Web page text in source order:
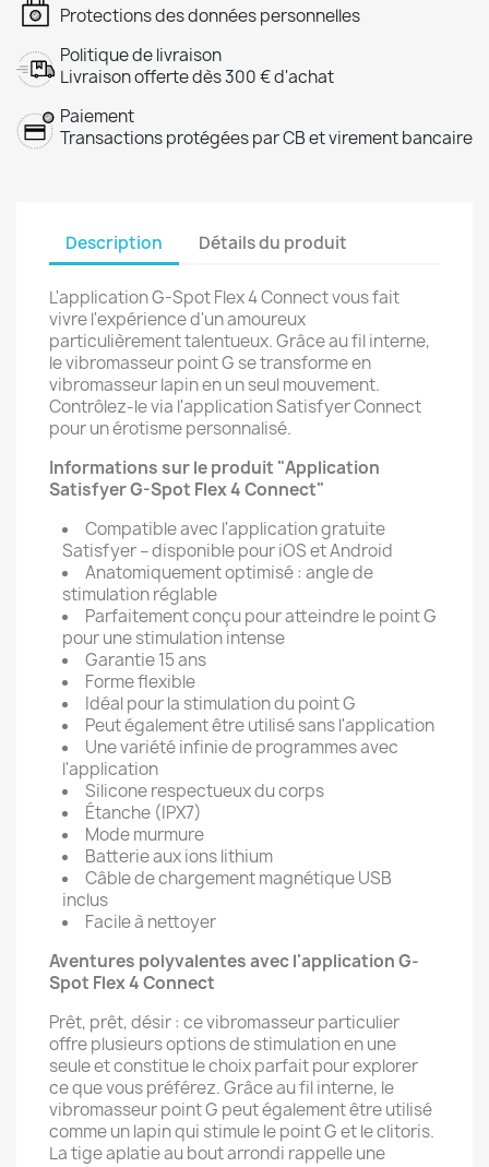
Protections des données personnelles
Politique de livraison
Livraison offerte dès 300 € d'achat
Paiement
Transactions protégées par CB et virement bancaire
Description Détails du produit
L'application G-Spot Flex 4 Connect vous fait
vivre l'expérience d'un amoureux
particulièrement talentueux. Grâce au fil interne,
le vibromasseur point G se transforme en
vibromasseur lapin en un seul mouvement.
Contrôlez-le via l'application Satisfyer Connect
pour un érotisme personnalisé.
Informations sur le produit "Application
Satisfyer G-Spot Flex 4 Connect"
Compatible avec l'application gratuite
Satisfyer – disponible pour iOS et Android
Anatomiquement optimisé : angle de
stimulation réglable
Parfaitement conçu pour atteindre le point G
pour une stimulation intense
Garantie 15 ans
Forme flexible
Idéal pour la stimulation du point G
Peut également être utilisé sans l'application
Une variété infinie de programmes avec
l'application
Silicone respectueux du corps
Étanche (IPX7)
Mode murmure
Batterie aux ions lithium
Câble de chargement magnétique USB
inclus
Facile à nettoyer
Aventures polyvalentes avec l'application G-
Spot Flex 4 Connect
Prêt, prêt, désir : ce vibromasseur particulier
offre plusieurs options de stimulation en une
seule et constitue le choix parfait pour explorer
ce que vous préférez. Grâce au fil interne, le
vibromasseur point G peut également être utilisé
comme un lapin qui stimule le point G et le clitoris.
La tige aplatie au bout arrondi rappelle une